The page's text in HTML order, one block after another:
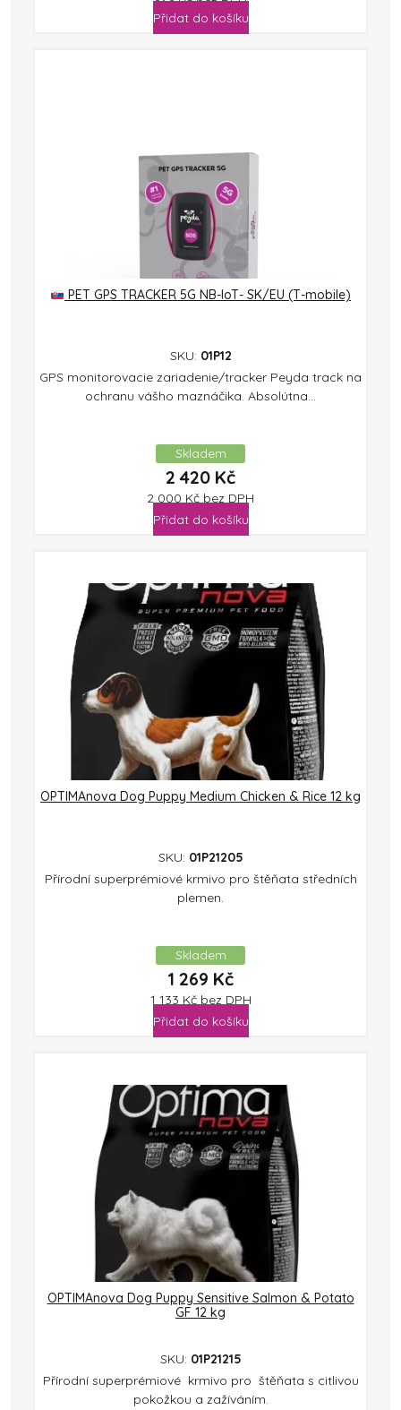
Přidat do košíku
PET GPS TRACKER 5G NB-IoT- SK/EU (T-mobile)
SKU: 01P12
GPS monitorovacie zariadenie/tracker Peyda track na
ochranu vášho maznáčika. Absolútna...
Skladem
2 420 Kč
2 000 Kč bez DPH
Přidat do košíku
OPTIMAnova Dog Puppy Medium Chicken & Rice 12 kg
SKU: 01P21205
Přírodní superprémiové krmivo pro štěňata středních
plemen.
Skladem
1 269 Kč
1 133 Kč bez DPH
Přidat do košíku
OPTIMAnova Dog Puppy Sensitive Salmon & Potato
GF 12 kg
SKU: 01P21215
Přírodní superprémiové krmivo pro štěňata s citlivou
pokožkou a zažíváním.